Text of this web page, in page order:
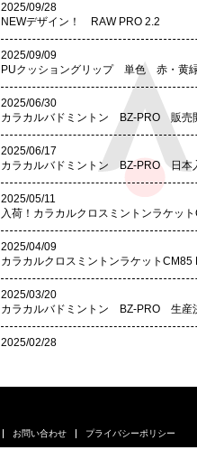
2025/09/28
NEWデザイン！ RAW PRO 2.2
2025/09/09
PUクッショングリップ 単色 赤・黄
2025/06/30
カラカルバドミントン BZ-PRO 販売
2025/06/17
カラカルバドミントン BZ-PRO 日本
2025/05/11
2025/04/09
2025/03/20
カラカルバドミントン BZ-PRO 生産
2025/02/28
カラカルクロスミントンラケット
2025/01/07
お問い合わせ プライバシーポリシー